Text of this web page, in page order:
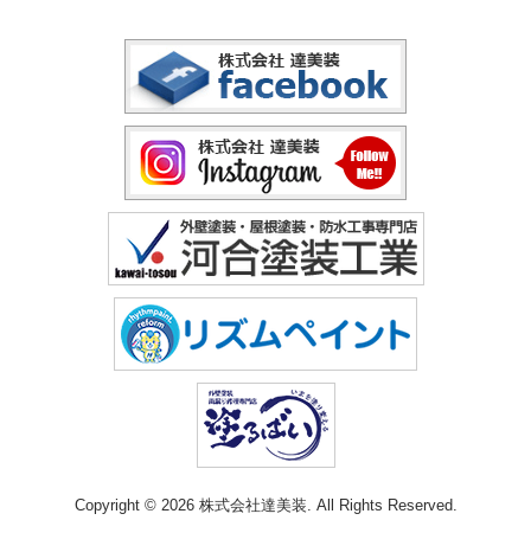
Copyright © 2026 株式会社達美装. All Rights Reserved.